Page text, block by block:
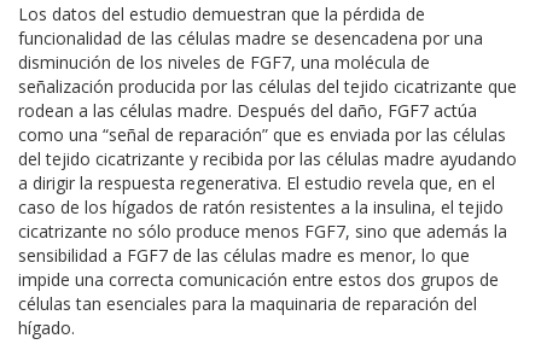
Los datos del estudio demuestran que la pérdida de
funcionalidad de las células madre se desencadena por una
disminución de los niveles de FGF7, una molécula de
señalización producida por las células del tejido cicatrizante que
rodean a las células madre. Después del daño, FGF7 actúa
como una “señal de reparación” que es enviada por las células
del tejido cicatrizante y recibida por las células madre ayudando
a dirigir la respuesta regenerativa. El estudio revela que, en el
caso de los hígados de ratón resistentes a la insulina, el tejido
cicatrizante no sólo produce menos FGF7, sino que además la
sensibilidad a FGF7 de las células madre es menor, lo que
impide una correcta comunicación entre estos dos grupos de
células tan esenciales para la maquinaria de reparación del
hígado.